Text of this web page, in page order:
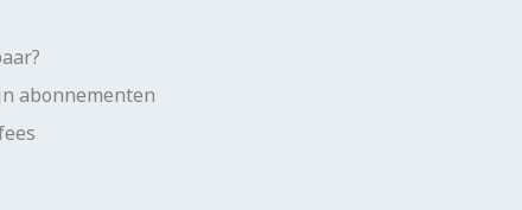
abonnementen